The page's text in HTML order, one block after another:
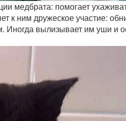
медбрата: помогает
к ним дружеское участие:
Иногда вылизывает им уши и